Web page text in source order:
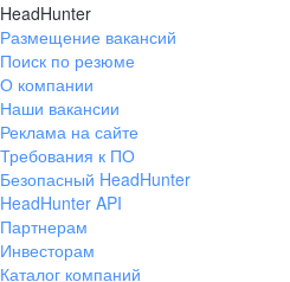
HeadHunter
Размещение вакансий
Поиск по резюме
О компании
Наши вакансии
Реклама на сайте
Требования к ПО
Безопасный HeadHunter
HeadHunter API
Партнерам
Инвесторам
Каталог компаний